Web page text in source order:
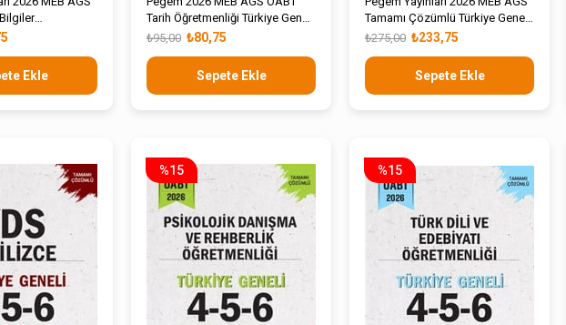
Geneli 4-5-6
Ekle
Tarih Öğretmenliği Türkiye Geneli
4-5-6 Deneme Seti
₺80,75
₺95,00
Sepete Ekle
Tamamı Çözümlü Türkiye Geneli
4-5-6 Deneme Seti
₺233,75
₺275,00
Sepete Ekle
%15 %15